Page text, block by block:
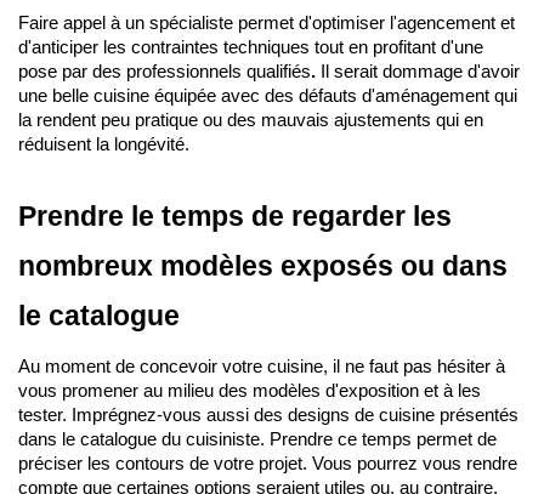
Faire appel à un spécialiste permet d'optimiser l'agencement et
d'anticiper les contraintes techniques tout en profitant d'une
pose par des professionnels qualifiés. Il serait dommage d'avoir
une belle cuisine équipée avec des défauts d'aménagement qui
la rendent peu pratique ou des mauvais ajustements qui en
réduisent la longévité.
Prendre le temps de regarder les
nombreux modèles exposés ou dans
le catalogue
Au moment de concevoir votre cuisine, il ne faut pas hésiter à
vous promener au milieu des modèles d'exposition et à les
tester. Imprégnez-vous aussi des designs de cuisine présentés
dans le catalogue du cuisiniste. Prendre ce temps permet de
préciser les contours de votre projet. Vous pourrez vous rendre
compte que certaines options seraient utiles ou, au contraire,